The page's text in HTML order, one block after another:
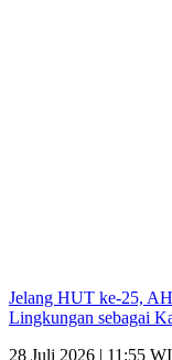
Jelang HUT ke-25,
Lingkungan sebagai
28 Juli 2026 | 11:55